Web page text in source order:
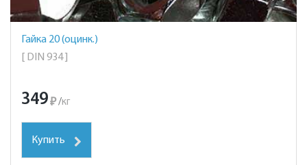
Гайка 20 (оцинк.)
[ DIN 934 ]
349₽ /кг
Купить